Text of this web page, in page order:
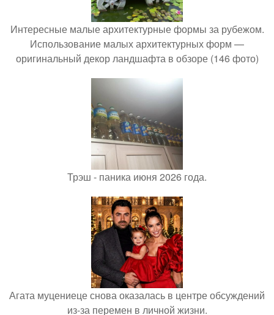
Интересные малые архитектурные формы за рубежом.
Использование малых архитектурных форм —
оригинальный декор ландшафта в обзоре (146 фото)
Трэш - паника июня 2026 года.
Агата муцениеце снова оказалась в центре обсуждений
из-за перемен в личной жизни.